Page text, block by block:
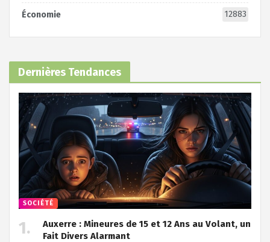
Économie 12883
Dernières Tendances
SOCIÉTÉ
Auxerre : Mineures de 15 et 12 Ans au Volant, un
Fait Divers Alarmant